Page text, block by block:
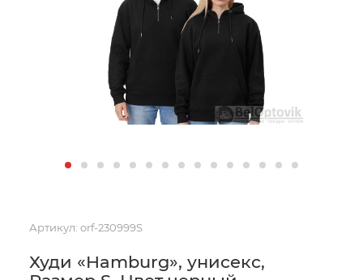
Артикул: orf-230999S
Худи «Hamburg», унисекс,